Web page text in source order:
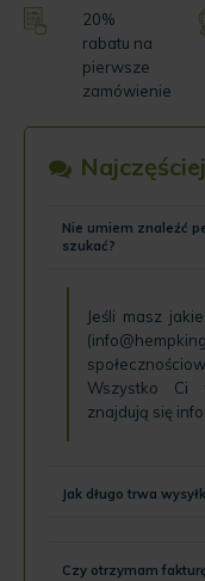
20%
rabatu na
pierwsze
zamówienie
Nie umiem znaleźć
szukać?
Jeśli masz
(
Wszystko Ci
znajdują się
Jak długo trwa
Czy otrzymam